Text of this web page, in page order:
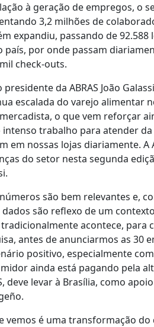
à geração de empregos, o
3,2 milhões de
expandiu, passando de
país, por onde passam
check-outs.
presidente da ABRAS João
escalada do varejo alimentar
o que vem reforçar
intenso trabalho para atender
em nossas lojas diariamente.
do setor nesta segunda
são bem relevantes e,
dados são reflexo de um
acontece, para
antes de anunciarmos as 30
positivo, especialmente
ainda está pagando pela
deve levar à Brasília, como
vemos é uma transformação